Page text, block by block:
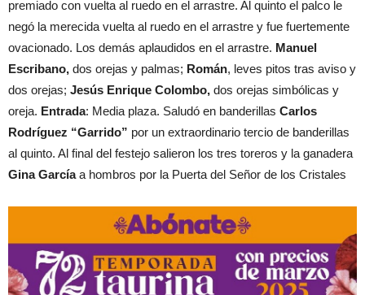
premiado con vuelta al ruedo en el arrastre. Al quinto el palco le
negó la merecida vuelta al ruedo en el arrastre y fue fuertemente
ovacionado. Los demás aplaudidos en el arrastre. Manuel
Escribano, dos orejas y palmas; Román, leves pitos tras aviso y
dos orejas; Jesús Enrique Colombo, dos orejas simbólicas y
oreja. Entrada: Media plaza. Saludó en banderillas Carlos
Rodríguez “Garrido” por un extraordinario tercio de banderillas
al quinto. Al final del festejo salieron los tres toreros y la ganadera
Gina Garcíaa hombros por la Puerta del Señor de los Cristales